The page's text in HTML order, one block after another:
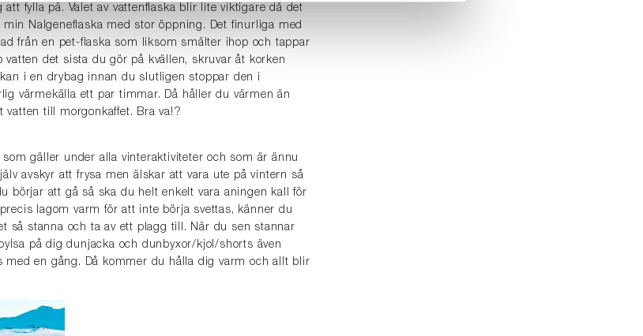
fylla på. Valet av vattenflaska blir lite viktigare då det
Nalgeneflaska med stor öppning. Det finurliga med
från en pet-flaska som liksom smälter ihop och tappar
det sista du gör på kvällen, skruvar åt korken
i en drybag innan du slutligen stoppar den i
värmekälla ett par timmar. Då håller du värmen än
till morgonkaffet. Bra va!?
gäller under alla vinteraktiviteter och som är ännu
avskyr att frysa men älskar att vara ute på vintern så
börjar att gå så ska du helt enkelt vara aningen kall för
lagom varm för att inte börja svettas, känner du
så stanna och ta av ett plagg till. När du sen stannar
på dig dunjacka och dunbyxor/kjol/shorts även
med en gång. Då kommer du hålla dig varm och allt blir